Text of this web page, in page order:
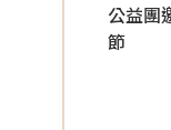
公益團
節